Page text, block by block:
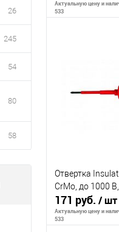
26
245
54
80
58
Актуальную цену и
533
К сравнению
Отвертка
CrMo, до 1000
171 руб. / шт
Актуальную цену и
533